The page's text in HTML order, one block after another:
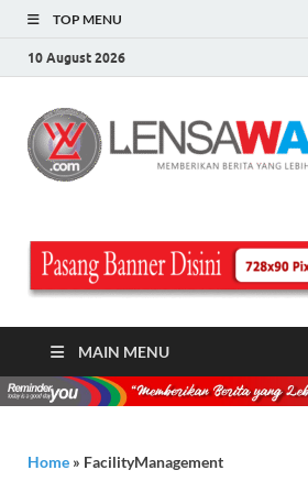
TOP MENU
10 August 2026
MAIN MENU
Home » FacilityManagement